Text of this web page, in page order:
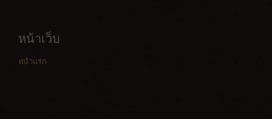
หน้าเว็บ
หน้าแรก